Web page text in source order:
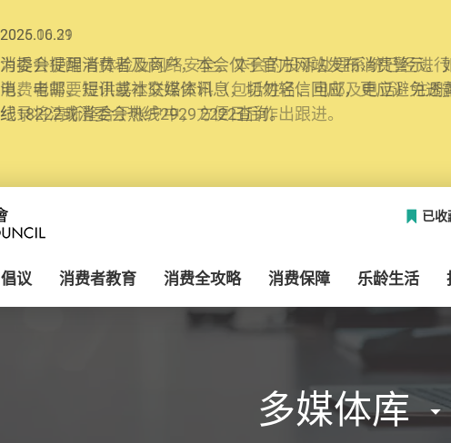
2025.10.31
为提升使用者体验及网络安全，本会的投诉处理系统已经进
消费者需要提供基本联络资料（包括姓名、电邮及电话）注
纪录将清晰整合于帐户中，方便日后作出跟进。
已收
倡议 消费者教育 消费全攻略 消费保障 乐龄生活
多媒体库